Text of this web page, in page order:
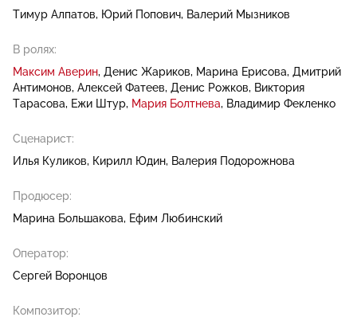
Тимур Алпатов
Юрий Попович Валерий Мызников
В ролях:
Максим Аверин Денис Жариков Марина Ерисова Дмитрий
Антимонов Алексей Фатеев Денис Рожков
Виктория
Тарасова Ежи Штур Мария Болтнева Владимир Фекленко
Сценарист:
Илья Куликов
Кирилл Юдин Валерия Подорожнова
Продюсер:
Марина Большакова Ефим Любинский
Оператор:
Сергей Воронцов
Композитор: